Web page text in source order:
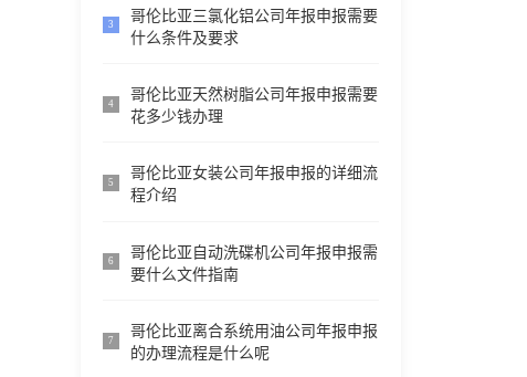
3
哥伦比亚三氯化铝公司年报申报需要
什么条件及要求
4
哥伦比亚天然树脂公司年报申报需要
花多少钱办理
5
哥伦比亚女装公司年报申报的详细流
程介绍
6
哥伦比亚自动洗碟机公司年报申报需
要什么文件指南
7
哥伦比亚离合系统用油公司年报申报
的办理流程是什么呢